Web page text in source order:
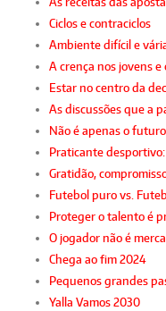
Ciclos e contraciclos
Ambiente difícil e
A crença nos jovens
Estar no centro da
As discussões que a
Não é apenas o
Praticante
Gratidão,
Futebol puro vs.
Proteger o talento é
O jogador não é
Chega ao fim 2024
Pequenos grandes
Yalla Vamos 2030